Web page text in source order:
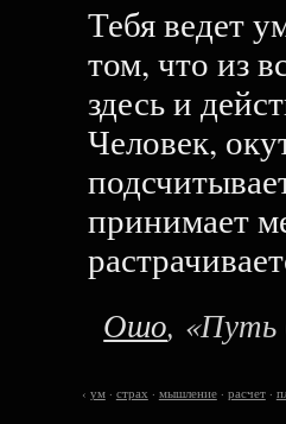
Тебя ведет
том, что из
здесь и
Человек,
принимает
Ошо, «Путь
‹ ум· страх · мышление· расчет·